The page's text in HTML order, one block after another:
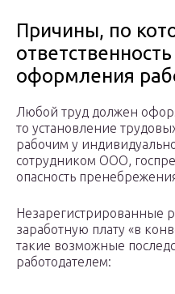
Причины, по
оформления
Любой труд должен
то установление
рабочим у
сотрудником ООО,
опасность
Незарегистрированные
заработную плату «в
такие возможные
работодателем: